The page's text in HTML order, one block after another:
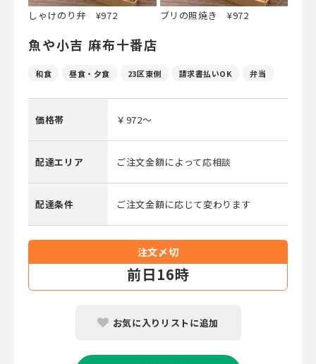
しゃけのり弁 ¥972 ブリの照焼き ¥972
魚や小吉 麻布十番店
和食 昼食・夕食 23区東側 請求書払いOK 弁当
価格帯 ￥972～
配達エリア ご注文金額によって応相談
配達条件 ご注文金額に応じて変わります
注文〆切
前日16時
お気に入りリストに追加